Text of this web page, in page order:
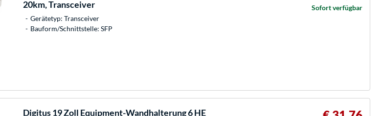
20km, Transceiver
Gerätetyp: Transceiver
Bauform/Schnittstelle: SFP
Sofort verfügbar
Digitus19 Zoll Equipment-Wandhalterung 6 HE